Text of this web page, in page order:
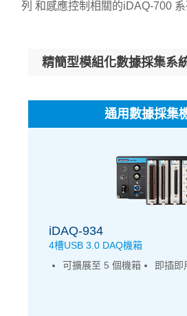
列 和感應控制相關的iDAQ-700 系
精簡型模組化數據採集系
通用數據採集
iDAQ-934
4槽USB 3.0 DAQ機箱
可擴展至 5 個機箱
即插即